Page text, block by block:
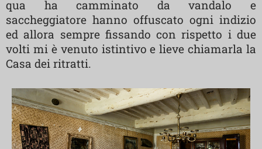
qua ha camminato da vandalo e
saccheggiatore hanno offuscato ogni indizio
ed allora sempre fissando con rispetto i due
volti mi è venuto istintivo e lieve chiamarla la
Casa dei ritratti.